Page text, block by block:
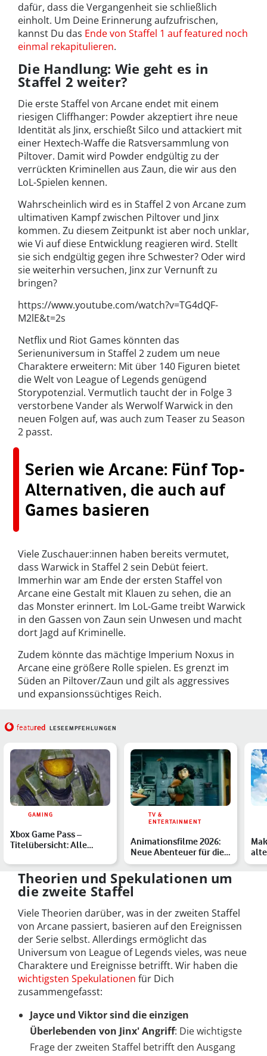
dafür, dass die Vergangenheit sie schließlich
einholt. Um Deine Erinnerung aufzufrischen,
kannst Du das Ende von Staffel 1 auf featured noch
einmal rekapitulieren.
Die Handlung: Wie geht es in
Staffel 2 weiter?
Die erste Staffel von Arcane endet mit einem
riesigen Cliffhanger: Powder akzeptiert ihre neue
Identität als Jinx, erschießt Silco und attackiert mit
einer Hextech-Waffe die Ratsversammlung von
Piltover. Damit wird Powder endgültig zu der
verrückten Kriminellen aus Zaun, die wir aus den
LoL-Spielen kennen.
Wahrscheinlich wird es in Staffel 2 von Arcane zum
ultimativen Kampf zwischen Piltover und Jinx
kommen. Zu diesem Zeitpunkt ist aber noch unklar,
wie Vi auf diese Entwicklung reagieren wird. Stellt
sie sich endgültig gegen ihre Schwester? Oder wird
sie weiterhin versuchen, Jinx zur Vernunft zu
bringen?
https://www.youtube.com/watch?v=TG4dQF-
M2lE&t=2s
Netflix und Riot Games könnten das
Serienuniversum in Staffel 2 zudem um neue
Charaktere erweitern: Mit über 140 Figuren bietet
die Welt von League of Legends genügend
Storypotenzial. Vermutlich taucht der in Folge 3
verstorbene Vander als Werwolf Warwick in den
neuen Folgen auf, was auch zum Teaser zu Season
2 passt.
Serien wie Arcane: Fünf Top-
Alternativen, die auch auf
Games basieren
Viele Zuschauer:innen haben bereits vermutet,
dass Warwick in Staffel 2 sein Debüt feiert.
Immerhin war am Ende der ersten Staffel von
Arcane eine Gestalt mit Klauen zu sehen, die an
das Monster erinnert. Im LoL-Game treibt Warwick
in den Gassen von Zaun sein Unwesen und macht
dort Jagd auf Kriminelle.
Zudem könnte das mächtige Imperium Noxus in
Arcane eine größere Rolle spielen. Es grenzt im
Süden an Piltover/Zaun und gilt als aggressives
und expansionssüchtiges Reich.
featured LESEEMPFEHLUNGEN
GAMING
Xbox Game Pass –
Titelübersicht: Alle
März …
TV &
ENTERTAINMENT
Animationsfilme 2026:
Neue Abenteuer für die
Kinoleinwand
Theorien und Spekulationen um
die zweite Staffel
Viele Theorien darüber, was in der zweiten Staffel
von Arcane passiert, basieren auf den Ereignissen
der Serie selbst. Allerdings ermöglicht das
Universum von League of Legends vieles, was neue
Charaktere und Ereignisse betrifft. Wir haben die
wichtigsten Spekulationen für Dich
zusammengefasst:
Jayce und Viktor sind die einzigen
Überlebenden von Jinx' Angriff: Die wichtigste
Frage der zweiten Staffel betrifft den Ausgang